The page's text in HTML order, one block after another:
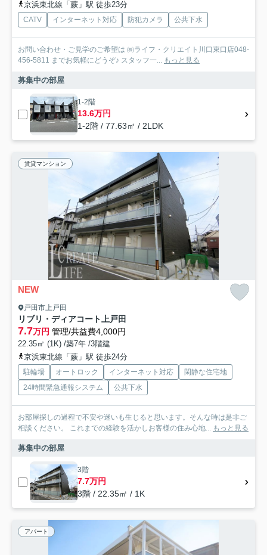
京浜東北線「蕨」駅 徒歩23分
CATV インターネット対応 防犯カメラ 公共下水
お問い合わせ・ご見学のご希望は ㈱ライフ・クリエイト川口東口店048-
456-5811 までお気軽にどうぞ♪ スタッフ一... もっと見る
募集中の部屋
1-2階
13.6万円
1-2階 / 77.63㎡ / 2LDK
賃貸マンション
NEW
戸田市上戸田
リブリ・ディアコート上戸田
7.7万円 管理/共益費4,000円
22.35㎡ (1K) /築7年 /3階建
京浜東北線「蕨」駅 徒歩24分
駐輪場 オートロック インターネット対応
閑静な住宅地
24時間緊急通報システム
公共下水
お部屋探しの過程で不安や迷いも生じると思います。そんな時は是非ご
相談ください。 これまでの経験を活かしお客様の住み心地... もっと見る
募集中の部屋
3階
7.7万円
3階 / 22.35㎡ / 1K
アパート